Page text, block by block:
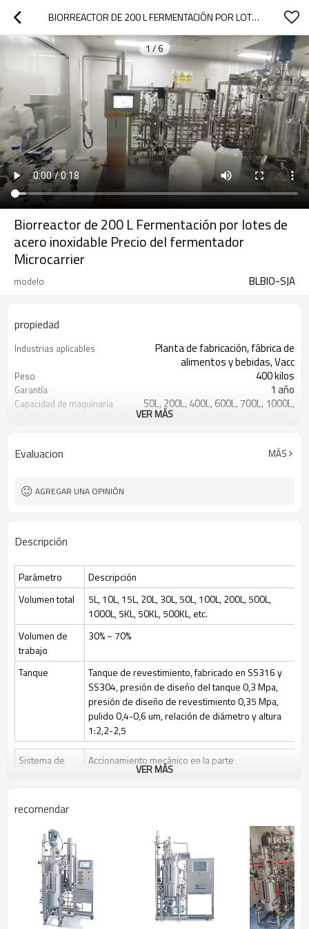
BIORREACTOR DE 200 L FERMENTACIÓN POR LOTES DE ACERO INOXIDABLE PRECIO DEL FERMENTADOR MICROCARRIER
1/ 6
Biorreactor de 200 L Fermentación por lotes de
acero inoxidable Precio del fermentador
Microcarrier
modelo BLBIO-SJA
propiedad
Industrias aplicables
Planta de fabricación, fábrica de
alimentos y bebidas, Vacc
Peso 400 kilos
Garantía 1 año
Capacidad de maquinaria
50L, 200L, 400L, 600L, 700L, 1000L,
Garantía de los
1 año
Componentes principales
salida
Tipos de procesamiento
cultivo de células de levadura
Solicitud
Bacterias, levaduras, cultivos
celulares, vacunas, etc.
Volumen total 15-2000 litros
Volumen de alimentación
Sistema de control
VER MÁS
Evaluacion MÁS
AGREGAR UNA OPINIÓN
Descripción
Parámetro
Descripción
Volumen total
5L, 10L, 15L, 20L, 30L, 50L, 100L, 200L, 500L,
1000L, 5KL, 50KL, 500KL, etc.
Volumen de
trabajo
30% ~ 70%
Tanque
Tanque de revestimiento, fabricado en SS316 y
SS304, presión de diseño del tanque 0,3 Mpa,
presión de diseño de revestimiento 0,35 Mpa,
pulido 0,4-0,6 um, relación de diámetro y altura
1:2,2-2,5
Sistema de
Accionamiento mecánico en la parte
superior/inferior o accionamiento magnético en la
Esterilización
Esterilización manual en el lugar (SIP), el control
automático por programa es opcional
Limpio
Limpieza en el lugar (CIP) mediante válvulas de
control y tuberías de bola rociadora + CIP
VER MÁS
recomendar